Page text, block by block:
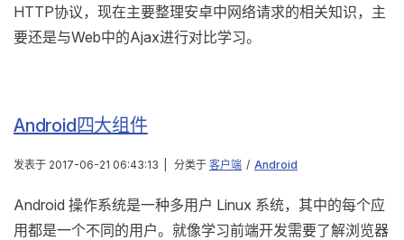
HTTP协议，现在主要整理安卓中网络请求的相关知识，主
要还是与Web中的Ajax进行对比学习。
Android四大组件
发表于 2017-06-21 06:43:13 分类于 客户端 / Android
Android 操作系统是一种多用户 Linux 系统，其中的每个应
用都是一个不同的用户。就像学习前端开发需要了解浏览器